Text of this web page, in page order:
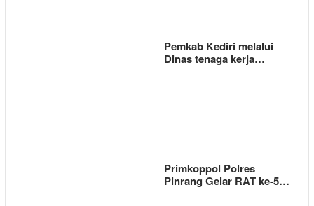
Pemkab Kediri melalui
Dinas tenaga kerja…
Primkoppol Polres
Pinrang Gelar RAT ke-5…